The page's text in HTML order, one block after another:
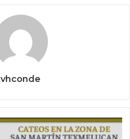
vhconde